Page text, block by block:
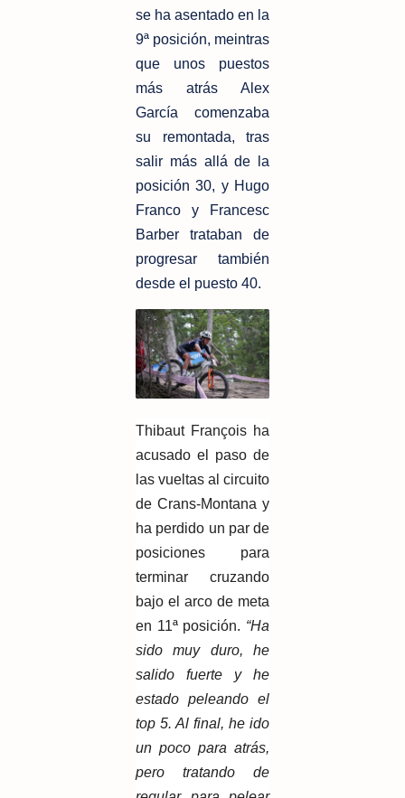
se ha asentado en la
9ª posición, meintras
que unos puestos
más atrás Alex
García comenzaba
su remontada, tras
salir más allá de la
posición 30, y Hugo
Franco y Francesc
Barber trataban de
progresar también
desde el puesto 40.
Thibaut François ha
acusado el paso de
las vueltas al circuito
de Crans-Montana y
ha perdido un par de
posiciones para
terminar cruzando
bajo el arco de meta
en 11ª posición. “Ha
sido muy duro, he
salido fuerte y he
estado peleando el
top 5. Al final, he ido
un poco para atrás,
pero tratando de